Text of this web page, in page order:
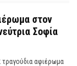
στον
Σοφία
αφιέρωμα